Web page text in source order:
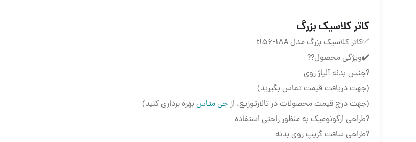
کاتر کلاسیک بزرگ
✅کاتر کلاسیک بزرگ مدل t156-18A
✔️ویژگی محصول??
?جنس بدنه آلیاژ روی
(جهت دریافت قیمت تماس بگیرید)
(جهت درج قیمت محصولات در تالارتوزیع، ازجی متاس بهره برداری کنید)
?طراحی ارگونومیک به منظور راحتی استفاده
?طراحی سافت گریپ روی بدنه